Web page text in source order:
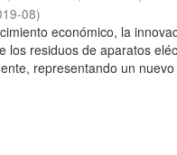
08)
económico, la
los residuos de aparatos
representando un nuevo